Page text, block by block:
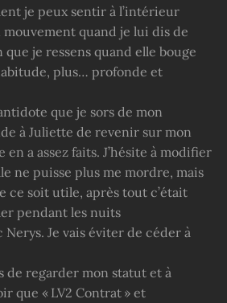
je peux sentir à l’intérieur
quand je lui dis de
je ressens quand elle bouge
plus… profonde et
que je sors de mon
à Juliette de revenir sur mon
en a assez faits. J’hésite à modifier
ne puisse plus me mordre, mais
ce soit utile, après tout c’était
pendant les nuits
Nerys. Je vais éviter de céder à
de regarder mon statut et à
que « LV2 Contrat » et